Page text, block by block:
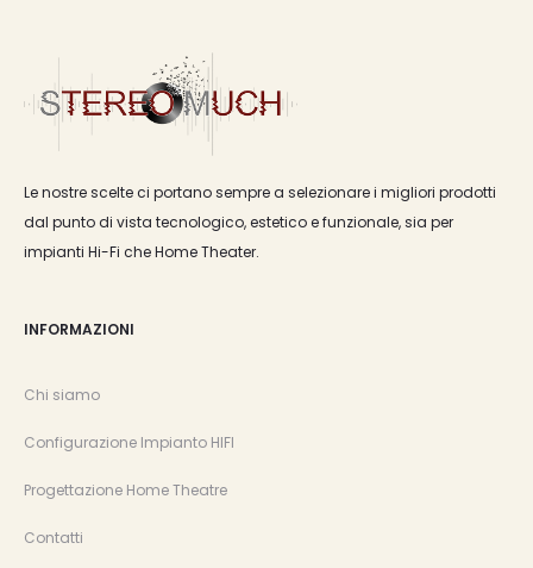
Le nostre scelte ci portano sempre a selezionare i migliori prodotti
dal punto di vista tecnologico, estetico e funzionale, sia per
impianti Hi-Fi che Home Theater.
INFORMAZIONI
Chi siamo
Configurazione Impianto HIFI
Progettazione Home Theatre
Contatti